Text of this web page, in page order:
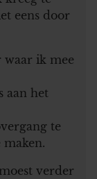
eens door
waar ik mee
aan het
te
verder